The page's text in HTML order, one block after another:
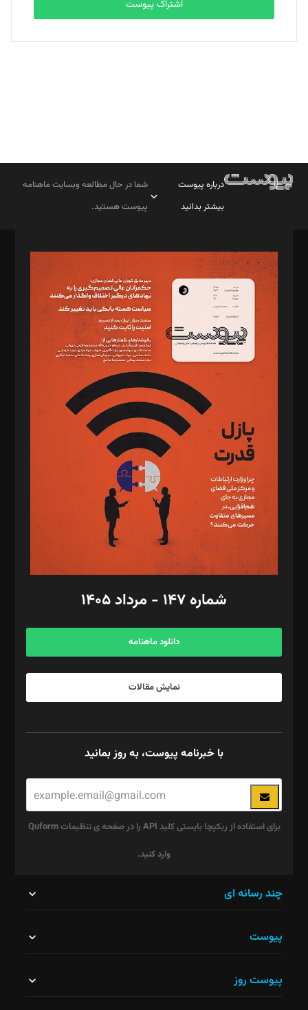
بابک نقاش
تحریریه
اشتراک پیوست
درباره پیوست
بیشتر بدانید
شما در حال مطالعه وبسایت ماهنامه
پیوست هستید.
مدیر مسئول: محمدباقر اثنی‌عشری
سردبیر: مهرک محمودی
دبیر تحریریه: میثم قاسمی
د‌بیر ناداستان: سمانه سمیع
د‌بیر خدمت و تجارت: ابوالفضل رجبی
د‌بیر حقوق فناوری: حسام‌الدین ایپکچی
د‌بیر پیوست جهان: مینا پاکدل
د‌بیر تحریریه آنلاین: بابک نقاش
تحریریه‌: مجتبی محمود‌ی، آرش برهمند، یسنا امان‌پور، سروش کرمیان،
مصطفی مسجدی آرانی، ابوالفضل رجبی، زهرا فکرانه، فائزه فتحی
رستمی،مصطفی باستان
ویرایش: نگار استاد‌‌آقا
طراح یونیفرم: مجید توکلی
فیلمبرداری و عکاسی: امیر شفیعی، مانی لطفی زاده
گرافیک و صفحه‌آرایی: سید‌سبحان‌علی ثابت
مد‌یر توسعه تجاری: کامبیز برید‌
امور مالی: شاپور رهبری، محمد‌ کاظمی‌نیا
آگهی و مشترکین: ۰۹۱۹۹۹۹۰۴۵۴
شماره ۱۴۷ - مرداد ۱۴۰۵
دانلود ماهنامه
نمایش مقالات
با خبرنامه پیوست، به روز بمانید
برای استفاده از ریکپچا بایستی کلید API را در صفحه ی تنظیمات Quform
وارد کنید.
نباید
چند رسانه ای
پیوست
پیوست روز